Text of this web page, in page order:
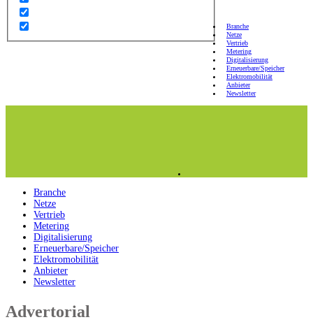
Branche
Netze
Vertrieb
Metering
Digitalisierung
Erneuerbare/Speicher
Elektromobilität
Anbieter
Newsletter
Branche
Netze
Vertrieb
Metering
Digitalisierung
Erneuerbare/Speicher
Elektromobilität
Anbieter
Newsletter
Advertorial